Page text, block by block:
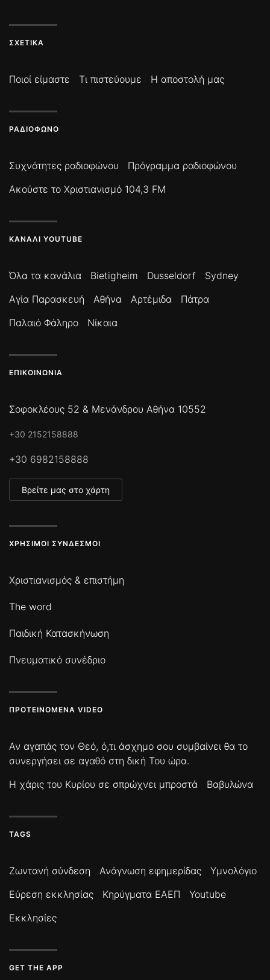
ΣΧΕΤΙΚΆ
Ποιοί είμαστε Τι πιστεύουμε Η αποστολή μας
ΡΑΔΙΌΦΩΝΟ
Συχνότητες ραδιοφώνου
Πρόγραμμα ραδιοφώνου
Ακούστε το Χριστιανισμό 104,3 FM
ΚΑΝΆΛΙ YOUTUBE
Όλα τα κανάλια Bietigheim Dusseldorf
Sydney
Αγία Παρασκευή
Αθήνα Αρτέμιδα
Πάτρα
Παλαιό Φάληρο
Νίκαια
ΕΠΙΚΟΙΝΩΝΊΑ
Σοφοκλέους 52 & Μενάνδρου Αθήνα 10552
+30 2152158888
+30 6982158888
Βρείτε μας στο χάρτη
ΧΡΉΣΙΜΟΙ ΣΎΝΔΕΣΜΟΙ
Χριστιανισμός & επιστήμη
The word
Παιδική Κατασκήνωση
Πνευματικό συνέδριο
ΠΡΟΤΕΙΝΌΜΕΝΑ VIDEO
Αν αγαπάς τον Θεό, ό,τι άσχημο σου συμβαίνει θα το
συνεργήσει σε αγαθό στη δική Του ώρα.
Η χάρις του Κυρίου σε σπρώχνει μπροστά
Βαβυλώνα
TAGS
Ζωντανή σύνδεση Ανάγνωση εφημερίδας
Υμνολόγιο
Εύρεση εκκλησίας
Κηρύγματα ΕΑΕΠ
Youtube
Εκκλησίες
GET THE APP